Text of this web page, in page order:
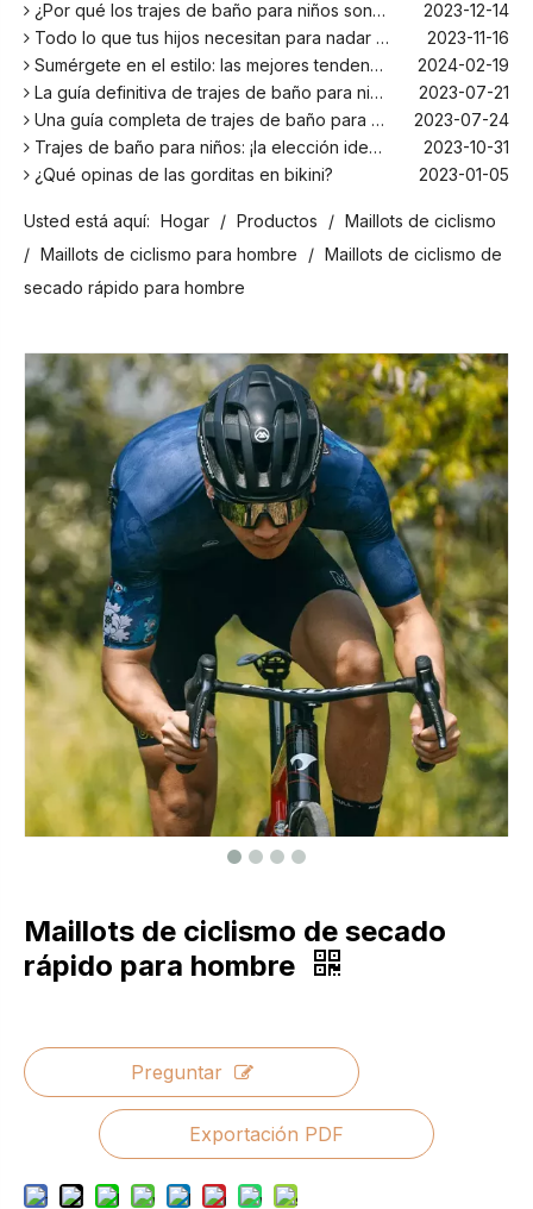
Todo lo que tus hijos necesitan para nadar este verano
2023-11-16
Sumérgete en el estilo: las mejores tendencias en trajes de baño para niños de la temporada
2024-02-19
La guía definitiva de trajes de baño para niños: comodidad, diseño y seguridad
2023-07-21
Una guía completa de trajes de baño para niños: comodidad, estilo y seguridad para divertirse bajo el sol
2023-07-24
Trajes de baño para niños: ¡la elección ideal para tus hijos!
2023-10-31
¿Qué opinas de las gorditas en bikini?
2023-01-05
¡El principal fabricante de trajes de baño en Bali!
2024-02-22
¡Date un chapuzón con los trajes de baño para niños más populares de la temporada!
2024-02-02
Como cualquier otro traje, el bañador infantil: un espacio agradable para relajarse en la playa
Cómo elegir un traje de baño adecuado para niños
Todo lo que tus hijos necesitan para nadar este verano
2023-11-16
Sumérgete en el estilo: las mejores tendencias en trajes de baño para niños de la temporada
2024-02-19
La guía definitiva de trajes de baño para niños: comodidad, diseño y seguridad
2023-07-21
Una guía completa de trajes de baño para niños: comodidad, estilo y seguridad para divertirse bajo el sol
2023-07-24
Usted está aquí: Hogar / Productos / Maillots de ciclismo
/ Maillots de ciclismo para hombre / Maillots de ciclismo de
secado rápido para hombre
Maillots de ciclismo de secado
rápido para hombre
Preguntar
Exportación PDF